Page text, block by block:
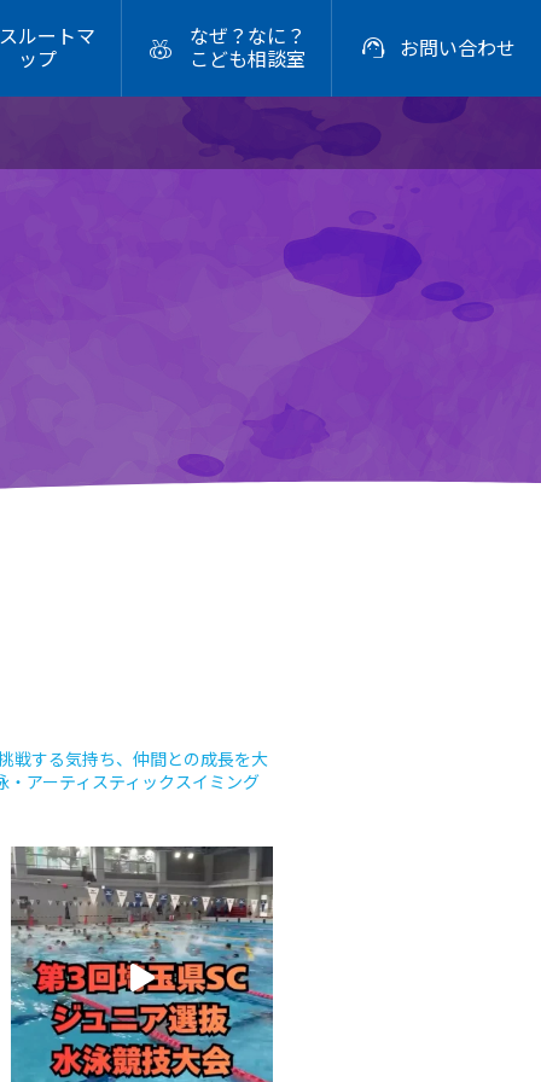
ルートマ
ップ

なぜ？なに？
こども相談室
 お問い合わせ

戦する気持ち、仲間との成長を大
・アーティスティックスイミング